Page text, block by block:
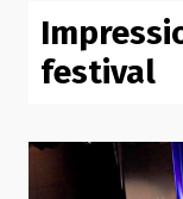
festival